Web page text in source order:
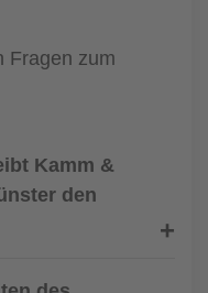
Fragen zum
Kamm &
den